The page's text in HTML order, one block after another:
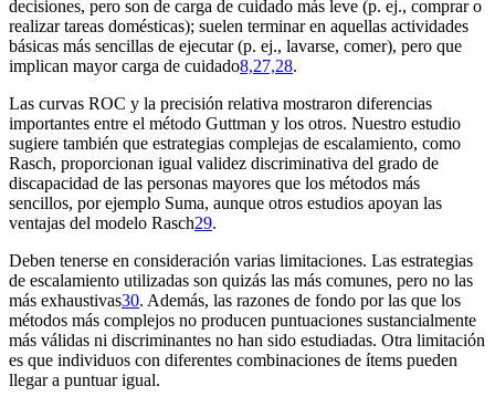
decisiones, pero son de carga de cuidado más leve (p. ej., comprar o
realizar tareas domésticas); suelen terminar en aquellas actividades
básicas más sencillas de ejecutar (p. ej., lavarse, comer), pero que
implican mayor carga de cuidado8,27,28.
Las curvas ROC y la precisión relativa mostraron diferencias
importantes entre el método Guttman y los otros. Nuestro estudio
sugiere también que estrategias complejas de escalamiento, como
Rasch, proporcionan igual validez discriminativa del grado de
discapacidad de las personas mayores que los métodos más
sencillos, por ejemplo Suma, aunque otros estudios apoyan las
ventajas del modelo Rasch29.
Deben tenerse en consideración varias limitaciones. Las estrategias
de escalamiento utilizadas son quizás las más comunes, pero no las
más exhaustivas30. Además, las razones de fondo por las que los
métodos más complejos no producen puntuaciones sustancialmente
más válidas ni discriminantes no han sido estudiadas. Otra limitación
es que individuos con diferentes combinaciones de ítems pueden
llegar a puntuar igual.